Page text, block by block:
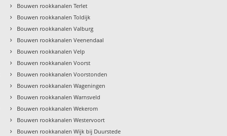
› Bouwen rookkanalen Terlet
› Bouwen rookkanalen Toldijk
› Bouwen rookkanalen Valburg
› Bouwen rookkanalen Veenendaal
› Bouwen rookkanalen Velp
› Bouwen rookkanalen Voorst
› Bouwen rookkanalen Voorstonden
› Bouwen rookkanalen Wageningen
› Bouwen rookkanalen Warnsveld
› Bouwen rookkanalen Wekerom
› Bouwen rookkanalen Westervoort
› Bouwen rookkanalen Wijk bij Duurstede